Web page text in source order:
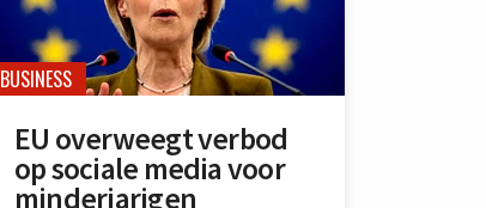
BUSINESS
EU overweegt verbod
op sociale media voor
minderjarigen